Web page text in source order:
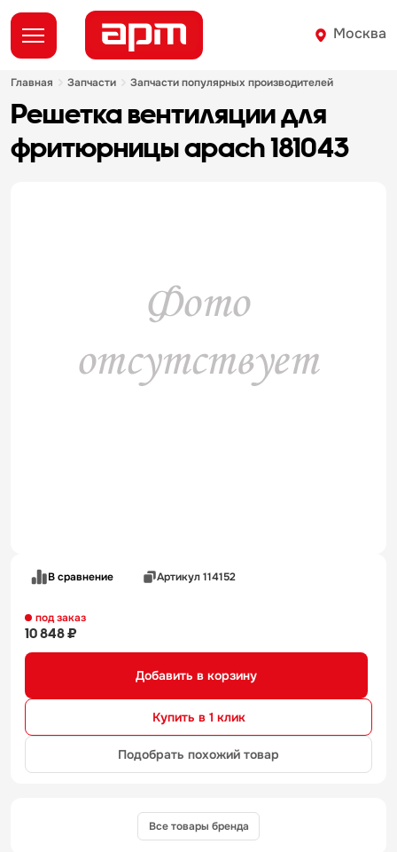
Москва
главная запчасти запчасти популярных производителей
решетка вентиляции для
фритюрницы apach 181043
В сравнение Артикул 114152
под заказ
10 848 ₽
Добавить в корзину
Купить в 1 клик
Подобрать похожий товар
Все товары бренда